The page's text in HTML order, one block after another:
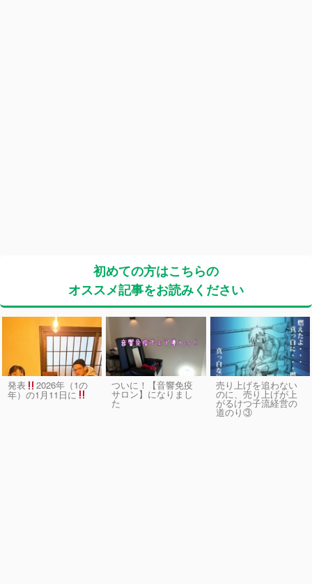
初めての方はこちらの
オススメ記事をお読みください
発表 2026年（1の
年）の1月11日に
ついに！【音響免疫
サロン】になりまし
た
売り上げを追わない
のに、売り上げが上
がるけつ子流経営の
道のり③